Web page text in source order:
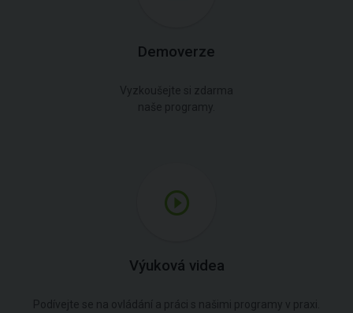
Demoverze
Vyzkoušejte si zdarma
naše programy.
Výuková videa
Podívejte se na ovládání a práci s našimi programy v praxi.